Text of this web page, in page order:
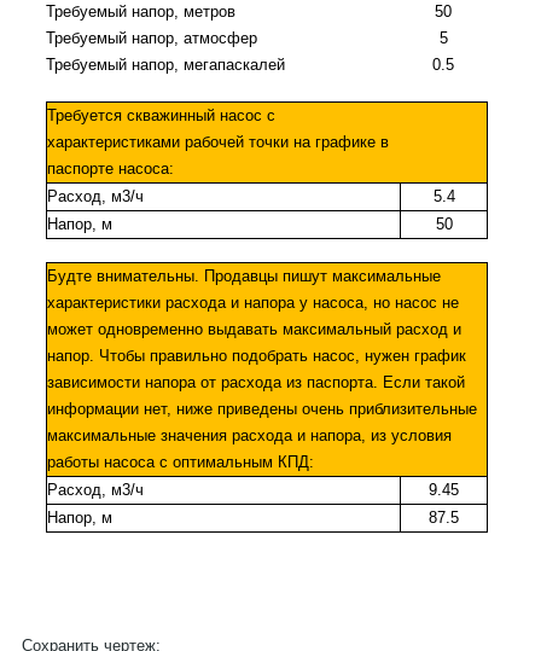
Требуемый напор, метров
50
Требуемый напор, атмосфер
5
Требуемый напор, мегапаскалей
0.5
Требуется скважинный насос с
характеристиками рабочей точки на графике в
паспорте насоса:
Расход, м3/ч
5.4
Напор, м
50
Будте внимательны. Продавцы пишут максимальные
характеристики расхода и напора у насоса, но насос не
может одновременно выдавать максимальный расход и
напор. Чтобы правильно подобрать насос, нужен график
зависимости напора от расхода из паспорта. Если такой
информации нет, ниже приведены очень приблизительные
максимальные значения расхода и напора, из условия
работы насоса с оптимальным КПД:
Расход, м3/ч
9.45
Напор, м
87.5
Сохранить чертеж: